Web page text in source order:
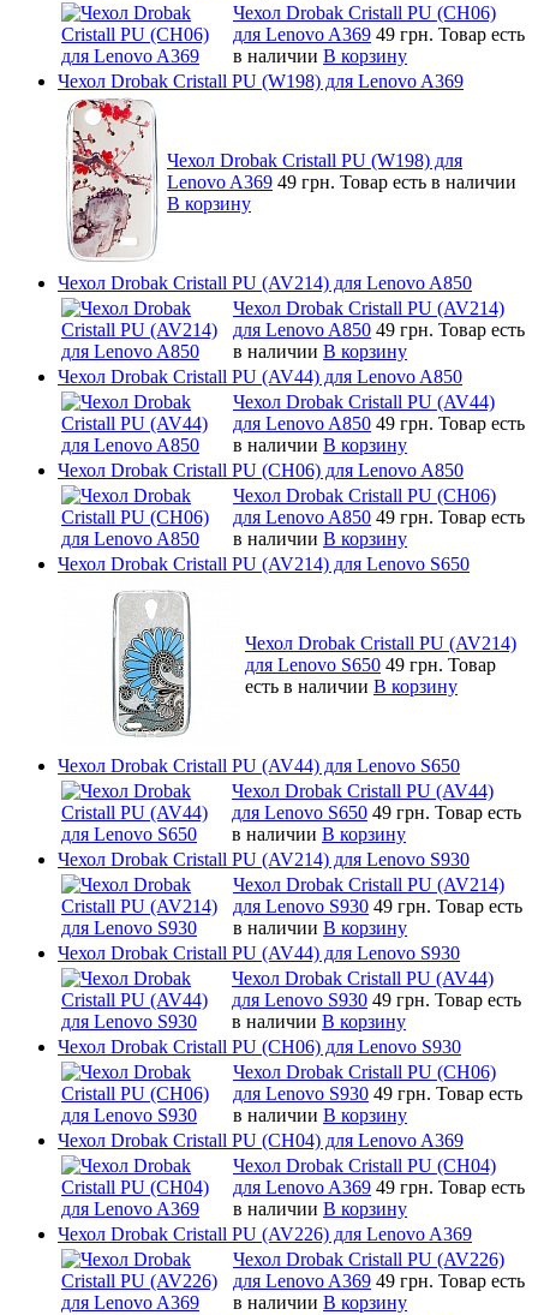
Чехол Drobak Cristall PU (CH06)
для Lenovo A369 49 грн. Товар есть
в наличии В корзину
Чехол Drobak Cristall PU (W198) для Lenovo A369
Чехол Drobak Cristall PU (W198) для
Lenovo A369 49 грн. Товар есть в наличии
В корзину
Чехол Drobak Cristall PU (AV214) для Lenovo A850
Чехол Drobak Cristall PU (AV214)
для Lenovo A850 49 грн. Товар есть
в наличии В корзину
Чехол Drobak Cristall PU (AV44) для Lenovo A850
Чехол Drobak Cristall PU (AV44)
для Lenovo A850 49 грн. Товар есть
в наличии В корзину
Чехол Drobak Cristall PU (CH06) для Lenovo A850
Чехол Drobak Cristall PU (CH06)
для Lenovo A850 49 грн. Товар есть
в наличии В корзину
Чехол Drobak Cristall PU (AV214) для Lenovo S650
Чехол Drobak Cristall PU (AV214)
для Lenovo S650 49 грн. Товар
есть в наличии В корзину
Чехол Drobak Cristall PU (AV44) для Lenovo S650
Чехол Drobak Cristall PU (AV44)
для Lenovo S650 49 грн. Товар есть
в наличии В корзину
Чехол Drobak Cristall PU (AV214) для Lenovo S930
Чехол Drobak Cristall PU (AV214)
для Lenovo S930 49 грн. Товар есть
в наличии В корзину
Чехол Drobak Cristall PU (AV44) для Lenovo S930
Чехол Drobak Cristall PU (AV44)
для Lenovo S930 49 грн. Товар есть
в наличии В корзину
Чехол Drobak Cristall PU (CH06) для Lenovo S930
Чехол Drobak Cristall PU (CH06)
для Lenovo S930 49 грн. Товар есть
в наличии В корзину
Чехол Drobak Cristall PU (CH04) для Lenovo A369
Чехол Drobak Cristall PU (CH04)
для Lenovo A369 49 грн. Товар есть
в наличии В корзину
Чехол Drobak Cristall PU (AV226) для Lenovo A369
Чехол Drobak Cristall PU (AV226)
для Lenovo A369 49 грн. Товар есть
в наличии В корзину